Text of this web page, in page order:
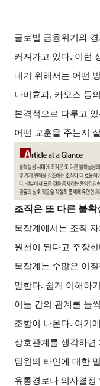
글로벌 금융위기와
커져가고 있다. 이런
내기 위해서는 어떤
나비효과, 카오스 등
본격적으로 다루고
어떤 교훈을 주는지
조직은 또 다른 불확
복잡계에서는 조직
원천이 된다고 주장
복잡계는 수많은 이
말한다. 쉽게 이해하
이들 간의 관계를 둘
조합이 나온다. 여기
상호관계를 생각하면
팀원의 타인에 대한
유통경로나 의사결정